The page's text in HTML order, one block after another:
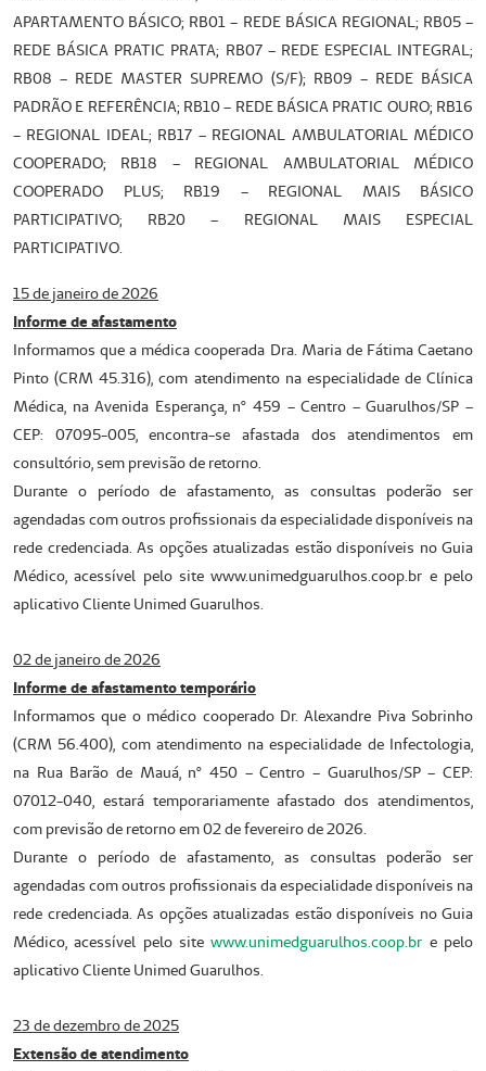
APARTAMENTO BÁSICO; RB01 – REDE BÁSICA REGIONAL; RB05 –
REDE BÁSICA PRATIC PRATA; RB07 – REDE ESPECIAL INTEGRAL;
RB08 – REDE MASTER SUPREMO (S/F); RB09 – REDE BÁSICA
PADRÃO E REFERÊNCIA; RB10 – REDE BÁSICA PRATIC OURO; RB16
– REGIONAL IDEAL; RB17 – REGIONAL AMBULATORIAL MÉDICO
COOPERADO; RB18 – REGIONAL AMBULATORIAL MÉDICO
COOPERADO PLUS; RB19 – REGIONAL MAIS BÁSICO
PARTICIPATIVO; RB20 – REGIONAL MAIS ESPECIAL
PARTICIPATIVO.
15 de janeiro de 2026
Informe de afastamento
Informamos que a médica cooperada Dra. Maria de Fátima Caetano
Pinto (CRM 45.316), com atendimento na especialidade de Clínica
Médica, na Avenida Esperança, nº 459 – Centro – Guarulhos/SP –
CEP: 07095-005, encontra-se afastada dos atendimentos em
consultório, sem previsão de retorno.
Durante o período de afastamento, as consultas poderão ser
agendadas com outros profissionais da especialidade disponíveis na
rede credenciada. As opções atualizadas estão disponíveis no Guia
Médico, acessível pelo site www.unimedguarulhos.coop.br e pelo
aplicativo Cliente Unimed Guarulhos.
02 de janeiro de 2026
Informe de afastamento temporário
Informamos que o médico cooperado Dr. Alexandre Piva Sobrinho
(CRM 56.400), com atendimento na especialidade de Infectologia,
na Rua Barão de Mauá, nº 450 – Centro – Guarulhos/SP – CEP:
07012-040, estará temporariamente afastado dos atendimentos,
com previsão de retorno em 02 de fevereiro de 2026.
Durante o período de afastamento, as consultas poderão ser
agendadas com outros profissionais da especialidade disponíveis na
rede credenciada. As opções atualizadas estão disponíveis no Guia
Médico, acessível pelo sitewww.unimedguarulhos.coop.br e pelo
aplicativo Cliente Unimed Guarulhos.
23 de dezembro de 2025
Extensão de atendimento